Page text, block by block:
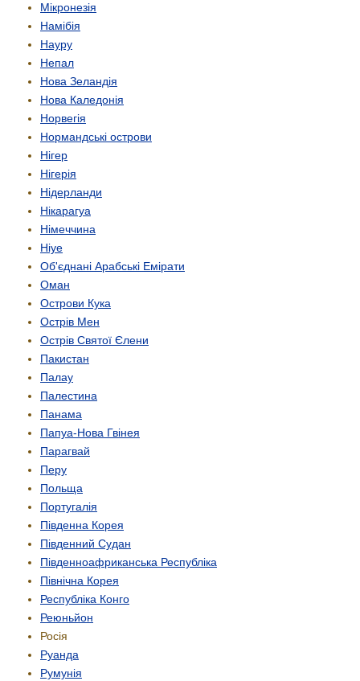
Мікронезія
Намібія
Науру
Непал
Нова Зеландія
Нова Каледонія
Норвегія
Нормандські острови
Нігер
Нігерія
Нідерланди
Нікарагуа
Німеччина
Ніуе
Об'єднані Арабські Емірати
Оман
Острови Кука
Острів Мен
Острів Святої Єлени
Пакистан
Палау
Палестина
Панама
Папуа-Нова Гвінея
Парагвай
Перу
Польща
Португалія
Південна Корея
Південний Судан
Південно­африканська Республіка
Північна Корея
Республіка Конго
Реюньйон
Росія
Руанда
Румунія